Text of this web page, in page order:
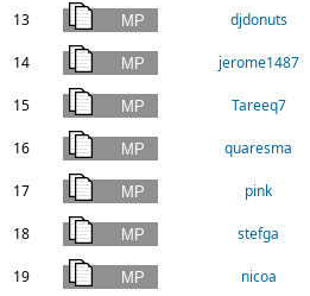
13 djdonuts
14 jerome1487
15 Tareeq7
16 quaresma
17 pink
18 stefga
19 nicoa